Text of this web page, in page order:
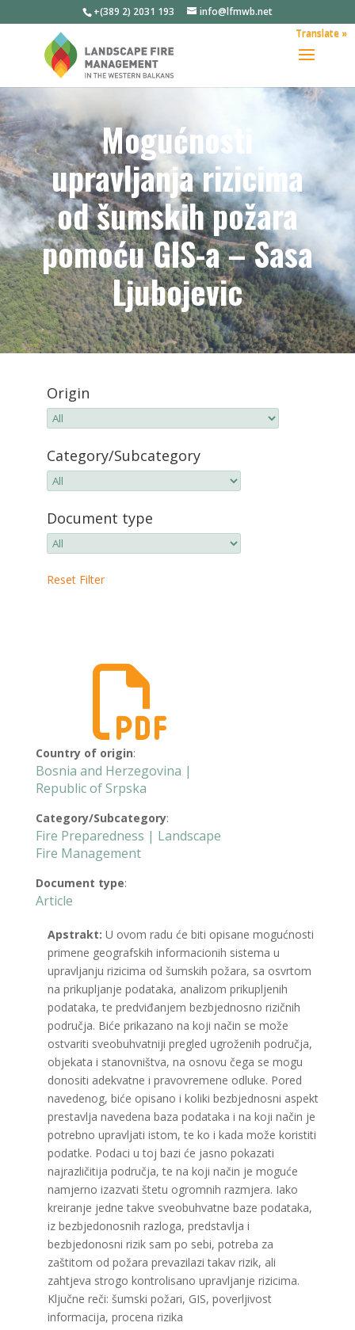
+(389 2) 2031 193 info@lfmwb.net
Mogućnosti
upravljanja rizicima
od šumskih požara
pomoću GIS-a – Sasa
Ljubojevic
Origin
Category/Subcategory
Document type
Reset Filter

Country of origin:
Bosnia and Herzegovina |
Republic of Srpska
Category/Subcategory:
Fire Preparedness | Landscape
Fire Management
Document type:
Article
Apstrakt: U ovom radu će biti opisane mogućnosti
primene geografskih informacionih sistema u
upravljanju rizicima od šumskih požara, sa osvrtom
na prikupljanje podataka, analizom prikupljenih
podataka, te predviđanjem bezbjednosno rizičnih
područja. Biće prikazano na koji način se može
ostvariti sveobuhvatniji pregled ugroženih područja,
objekata i stanovništva, na osnovu čega se mogu
donositi adekvatne i pravovremene odluke. Pored
navedenog, biće opisano i koliki bezbjednosni aspekt
prestavlja navedena baza podataka i na koji način je
potrebno upravljati istom, te ko i kada može koristiti
podatke. Podaci u toj bazi će jasno pokazati
najrazličitija područja, te na koji način je moguće
namjerno izazvati štetu ogromnih razmjera. Iako
kreiranje jedne takve sveobuhvatne baze podataka,
iz bezbjedonosnih razloga, predstavlja i
bezbjedonosni rizik sam po sebi, potreba za
zaštitom od požara prevazilazi takav rizik, ali
zahtjeva strogo kontrolisano upravljanje rizicima.
Ključne reči: šumski požari, GIS, poverljivost
informacija, procena rizika
Translate »